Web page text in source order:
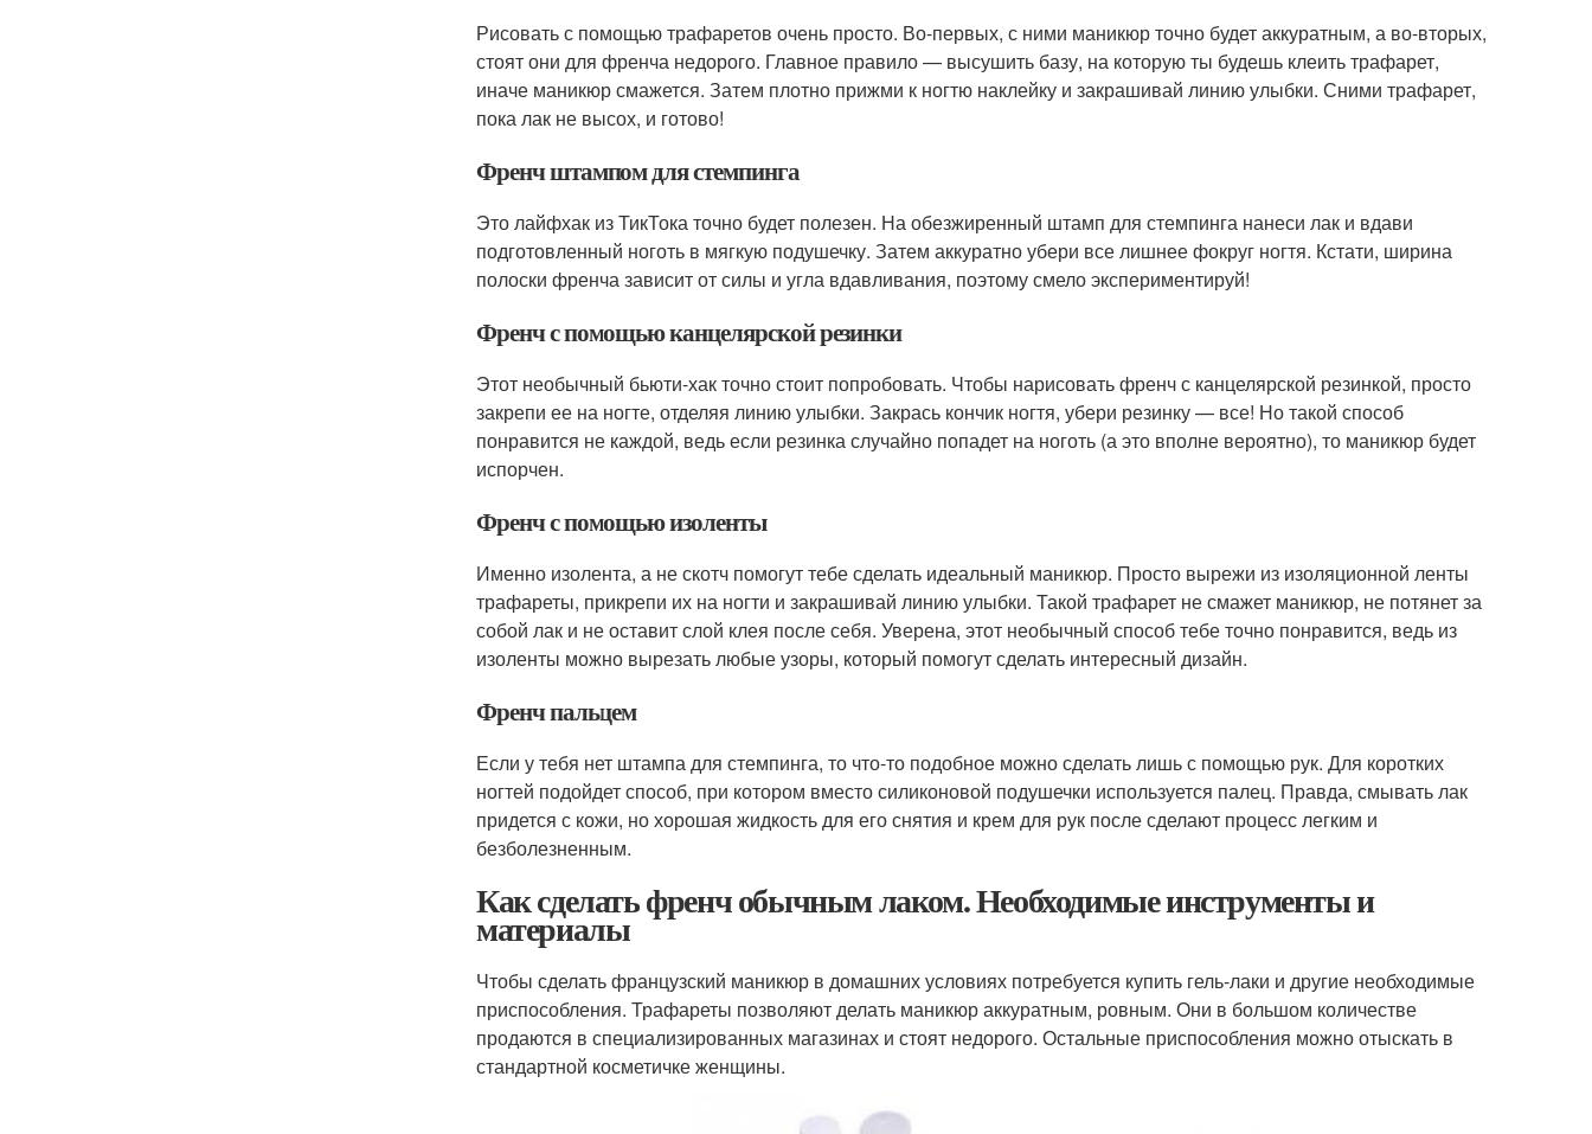
Рисовать с помощью трафаретов очень просто. Во-первых, с ними маникюр точно будет аккуратным, а во-вторых,
стоят они для френча недорого. Главное правило — высушить базу, на которую ты будешь клеить трафарет,
иначе маникюр смажется. Затем плотно прижми к ногтю наклейку и закрашивай линию улыбки. Сними трафарет,
пока лак не высох, и готово!
Френч штампом для стемпинга
Это лайфхак из ТикТока точно будет полезен. На обезжиренный штамп для стемпинга нанеси лак и вдави
подготовленный ноготь в мягкую подушечку. Затем аккуратно убери все лишнее фокруг ногтя. Кстати, ширина
полоски френча зависит от силы и угла вдавливания, поэтому смело экспериментируй!
Френч с помощью канцелярской резинки
Этот необычный бьюти-хак точно стоит попробовать. Чтобы нарисовать френч с канцелярской резинкой, просто
закрепи ее на ногте, отделяя линию улыбки. Закрась кончик ногтя, убери резинку — все! Но такой способ
понравится не каждой, ведь если резинка случайно попадет на ноготь (а это вполне вероятно), то маникюр будет
испорчен.
Френч с помощью изоленты
Именно изолента, а не скотч помогут тебе сделать идеальный маникюр. Просто вырежи из изоляционной ленты
трафареты, прикрепи их на ногти и закрашивай линию улыбки. Такой трафарет не смажет маникюр, не потянет за
собой лак и не оставит слой клея после себя. Уверена, этот необычный способ тебе точно понравится, ведь из
изоленты можно вырезать любые узоры, который помогут сделать интересный дизайн.
Френч пальцем
Если у тебя нет штампа для стемпинга, то что-то подобное можно сделать лишь с помощью рук. Для коротких
ногтей подойдет способ, при котором вместо силиконовой подушечки используется палец. Правда, смывать лак
придется с кожи, но хорошая жидкость для его снятия и крем для рук после сделают процесс легким и
безболезненным.
Как сделать френч обычным лаком. Необходимые инструменты и
материалы
Чтобы сделать французский маникюр в домашних условиях потребуется купить гель-лаки и другие необходимые
приспособления. Трафареты позволяют делать маникюр аккуратным, ровным. Они в большом количестве
продаются в специализированных магазинах и стоят недорого. Остальные приспособления можно отыскать в
стандартной косметичке женщины.